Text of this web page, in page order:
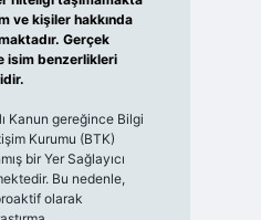
ve kişiler hakkında
Gerçek
isim benzerlikleri
Kanun gereğince Bilgi
Kurumu (BTK)
bir Yer Sağlayıcı
Bu nedenle,
olarak